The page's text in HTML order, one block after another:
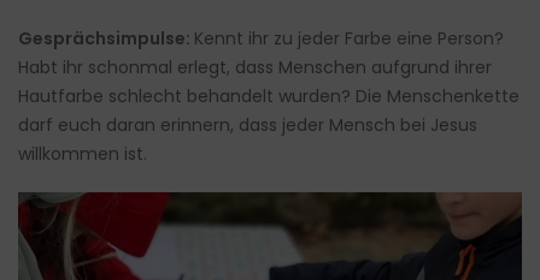
Gesprächsimpulse: Kennt ihr zu jeder Farbe eine Person?
Habt ihr schonmal erlegt, dass Menschen aufgrund ihrer
Hautfarbe schlecht behandelt wurden? Die Menschenkette
darf euch daran erinnern, dass jeder Mensch bei Jesus
willkommen ist.